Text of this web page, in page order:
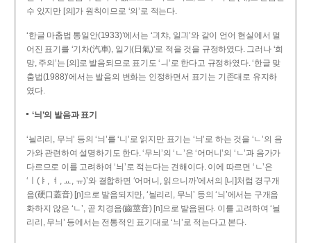
수 있지만 [의]가 원칙이므로 ‘의’로 적는다.
‘한글 마춤법 통일안(1933)’에서는 ‘긔챠, 일긔’와 같이 언어 현실에서 멀
어진 표기를 ‘기차(汽車), 일기(日氣)’로 적을 것을 규정하였다. 그러나 ‘희
망, 주의’는 [의]로 발음되므로 표기도 ‘ㅢ’로 한다고 규정하였다. ‘한글 맞
춤법(1988)’에서는 발음의 변화는 인정하면서 표기는 기존대로 유지하
였다.
‘늬’의 발음과 표기
‘늴리리, 무늬’ 등의 ‘늬’를 ‘니’로 읽지만 표기는 ‘늬’로 하는 것을 ‘ㄴ’의 음
가와 관련하여 설명하기도 한다. ‘무늬’의 ‘ㄴ’은 ‘어머니’의 ‘ㄴ’과 음가가
다르므로 이를 고려하여 ‘늬’로 적는다는 견해이다. 이에 따르면 ‘ㄴ’은
‘ㅣ(ㅑ, ㅕ, ㅛ, ㅠ)’와 결합하면 ‘어머니, 읽으니까’에서의 [니]처럼 경구개
음(硬口蓋音) [ɲ]으로 발음되지만, ‘늴리리, 무늬’ 등의 ‘늬’에서는 구개음
화하지 않은 ‘ㄴ’, 곧 치경음(齒莖音) [n]으로 발음된다. 이를 고려하여 ‘늴
리리, 무늬’ 등에서는 전통적인 표기대로 ‘늬’로 적는다고 본다.